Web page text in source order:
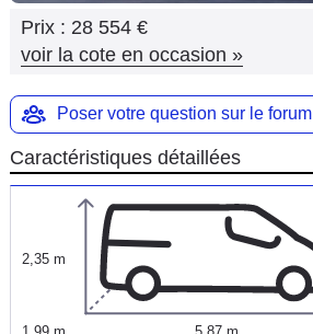
Moto
Marques
Prix : 28 554 €
voir la cote en occasion »
Poser votre question sur le forum
Caractéristiques détaillées
2,35 m